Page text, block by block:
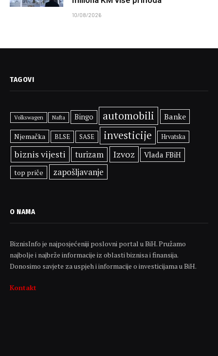
10/08/2026
TAGOVI
Volkswagen Nafta Bingo automobili Banke
Njemačka BLSE SASE investicije Hrvatska
biznis vijesti turizam Izvoz Vlada FBiH
top priče zapošljavanje
O NAMA
BiznisInfo je najposjećeniji poslovni portal u BiH. Pružamo
najbolje i najbrže informacije iz oblasti biznisa i finansija.
Donosimo savjete za uspjeh i informacije o investicijama u BiH.
Kontakt